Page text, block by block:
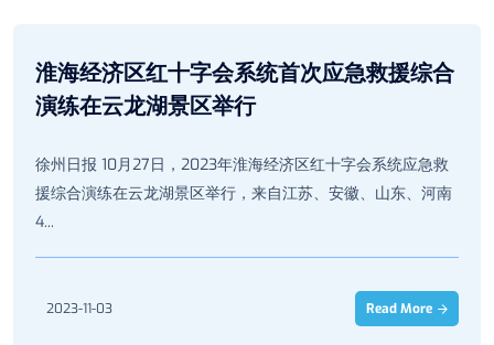
淮海经济区红十字会系统首次应急救援综合
演练在云龙湖景区举行
徐州日报 10月27日，2023年淮海经济区红十字会系统应急救
援综合演练在云龙湖景区举行，来自江苏、安徽、山东、河南
4...
2023-11-03 Read More